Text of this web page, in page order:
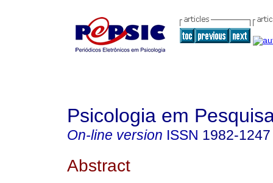
Psicologia em
On-line version ISSN 1982-1247
Abstract